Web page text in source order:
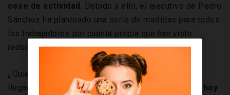
cese de actividad. Debido a ello, el ejecutivo de Pedro
Sánchez ha planteado una serie de medidas para todos
los trabajadores por cuenta propia que han visto
reducido sus ingresos por la pandemia.
¿Quieres saber cuáles son? ¡Pues entonces has
llegado al lugar perfecto! Ya queen la entrada de hoy